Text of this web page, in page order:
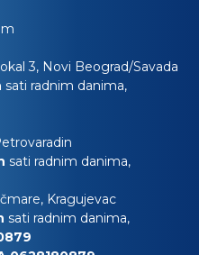
3, Novi Beograd/Savada
sati radnim danima,
sati radnim danima,
Kragujevac
sati radnim danima,